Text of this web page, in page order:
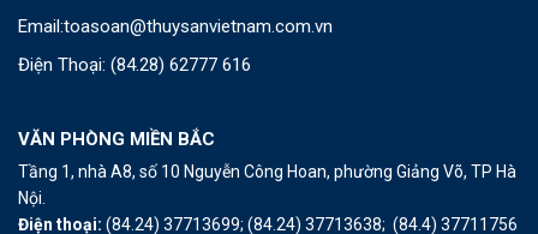
Email:toasoan@thuysanvietnam.com.vn
Điện Thoại: (84.28) 62777 616
VĂN PHÒNG MIỀN BẮC
Tầng 1, nhà A8, số 10 Nguyễn Công Hoan, phường Giảng Võ, TP Hà
Nội.
Điện thoại: (84.24) 37713699; (84.24) 37713638; (84.4) 37711756